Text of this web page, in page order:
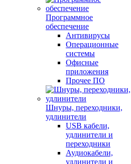
Программное
обеспечение
Антивирусы
Операционные
системы
Офисные
приложения
Прочее ПО
Шнуры, переходники,
удлинители
USB кабели,
удлинители и
переходники
Аудиокабели,
удлинители и